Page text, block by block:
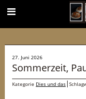
27. Juni 2026
Sommerzeit,
Kategorie Dies und das